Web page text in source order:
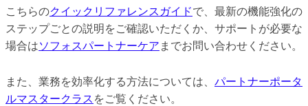
こちらのクイックリファレンスガイドで、最新の機能強化の
ステップごとの説明をご確認いただくか、サポートが必要な
場合はソフォスパートナーケア までお問い合わせください。
また、業務を効率化する方法については、 パートナーポータ
ルマスタークラス をご覧ください。